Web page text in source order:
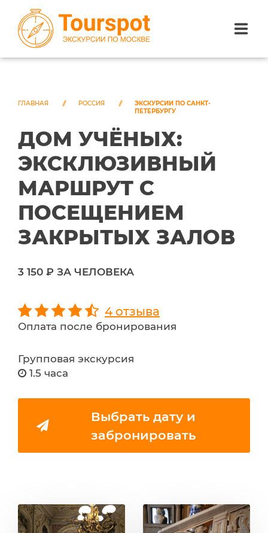
ЭКСКУРСИИ ПО МОСКВЕ
ЭКСКУРСИИ ПО СОЧИ
О НАС
ГЛАВНАЯ РОССИЯ
ЭКСКУРСИИ ПО САНКТ-
ПЕТЕРБУРГУ
ДОМ УЧЁНЫХ:
ЭКСКЛЮЗИВНЫЙ
МАРШРУТ С
ПОСЕЩЕНИЕМ
ЗАКРЫТЫХ ЗАЛОВ
3 150 ₽ ЗА ЧЕЛОВЕКА
4 отзыва
Оплата после бронирования
Групповая экскурсия
1.5 часа
Выбрать дату и
забронировать